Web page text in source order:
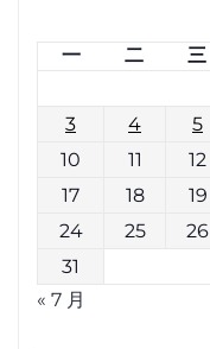
一
二 三
3
4 5
10
11 12
17
18 19
24
25 26
31
« 7 月